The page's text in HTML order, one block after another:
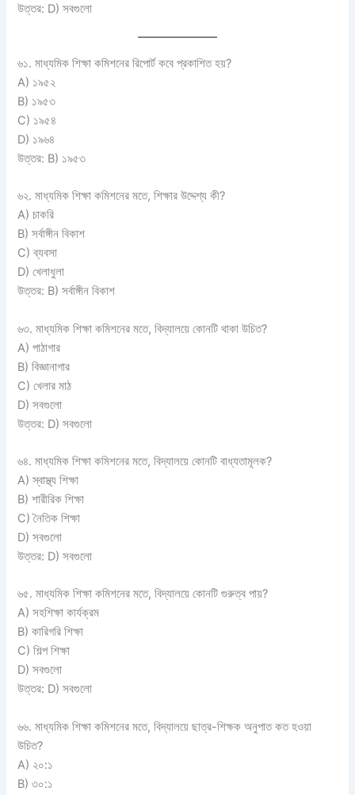
উত্তর: D) সবগুলো
৬১. মাধ্যমিক শিক্ষা কমিশনের রিপোর্ট কবে প্রকাশিত হয়?
A) ১৯৫২
B) ১৯৫৩
C) ১৯৫৪
D) ১৯৬৪
উত্তর: B) ১৯৫৩
৬২. মাধ্যমিক শিক্ষা কমিশনের মতে, শিক্ষার উদ্দেশ্য কী?
A) চাকরি
B) সর্বাঙ্গীন বিকাশ
C) ব্যবসা
D) খেলাধুলা
উত্তর: B) সর্বাঙ্গীন বিকাশ
৬৩. মাধ্যমিক শিক্ষা কমিশনের মতে, বিদ্যালয়ে কোনটি থাকা উচিত?
A) পাঠাগার
B) বিজ্ঞানাগার
C) খেলার মাঠ
D) সবগুলো
উত্তর: D) সবগুলো
৬৪. মাধ্যমিক শিক্ষা কমিশনের মতে, বিদ্যালয়ে কোনটি বাধ্যতামূলক?
A) স্বাস্থ্য শিক্ষা
B) শারীরিক শিক্ষা
C) নৈতিক শিক্ষা
D) সবগুলো
উত্তর: D) সবগুলো
৬৫. মাধ্যমিক শিক্ষা কমিশনের মতে, বিদ্যালয়ে কোনটি গুরুত্ব পায়?
A) সহশিক্ষা কার্যক্রম
B) কারিগরি শিক্ষা
C) শিল্প শিক্ষা
D) সবগুলো
উত্তর: D) সবগুলো
৬৬. মাধ্যমিক শিক্ষা কমিশনের মতে, বিদ্যালয়ে ছাত্র-শিক্ষক অনুপাত কত হওয়া
উচিত?
A) ২০:১
B) ৩০:১